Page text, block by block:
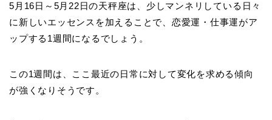
5月16日～5月22日の天秤座は、少しマンネリしている日々
に新しいエッセンスを加えることで、恋愛運・仕事運がア
ップする1週間になるでしょう。
この1週間は、ここ最近の日常に対して変化を求める傾向
が強くなりそうです。